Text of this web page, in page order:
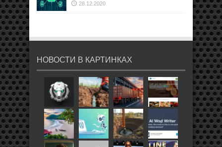
28.12.2020
НОВОСТИ В КАРТИНКАХ